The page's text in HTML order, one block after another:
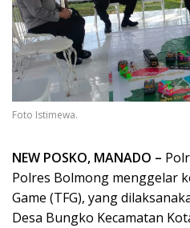
Foto Istimewa.
NEW POSKO, MANADO –
Polres Bolmong menggelar
Game (TFG), yang
Desa Bungko Kecamatan